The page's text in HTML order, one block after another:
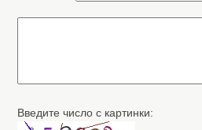
Введите число с картинки: